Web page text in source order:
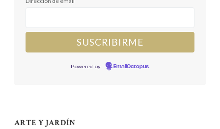
Powered by EmailOctopus
ARTE Y JARDÍN